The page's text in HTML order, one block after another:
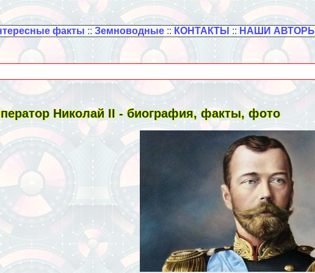
факты :: Земноводные:: КОНТАКТЫ :: НАШИ АВТОРЫ
Николай II - биография, факты, фото